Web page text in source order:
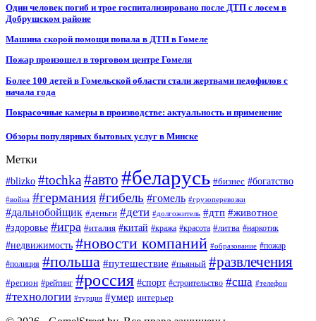
Один человек погиб и трое госпитализировано после ДТП с лосем в
Добрушском районе
Машина скорой помощи попала в ДТП в Гомеле
Пожар произошел в торговом центре Гомеля
Более 100 детей в Гомельской области стали жертвами педофилов с
начала года
Покрасочные камеры в производстве: актуальность и применение
Обзоры популярных бытовых услуг в Минске
Метки
#blizko #tochka#авто #беларусь #бизнес #богатство
#война #германия#гибель #гомель #грузоперевозки
#дальнобойщик #деньги #дети #долгожитель #дтп #животное
#здоровье #игра #италия #китай #кража #красота #литва #наркотик
#недвижимость #новости компаний #образование #пожар
#полиция #польша #путешествие #пьяный #развлечения
#регион #рейтинг #россия #спорт #строительство #сша #телефон
#технологии #турция #умер интерьер